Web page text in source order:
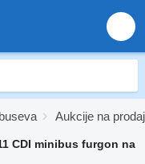
Aukcije na
CDI minibus furgon na